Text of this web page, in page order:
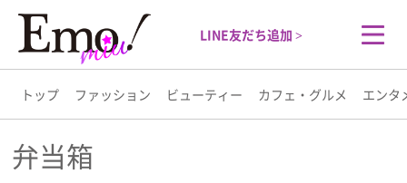
LINE友だち追加 >
トップ ファッション ビューティー カフェ・グルメ エンタ
トップ
弁当箱